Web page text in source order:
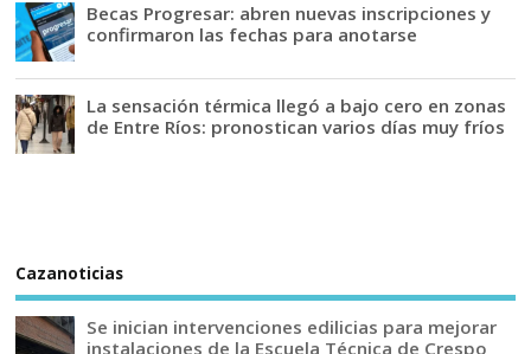
Becas Progresar: abren nuevas inscripciones y
confirmaron las fechas para anotarse
La sensación térmica llegó a bajo cero en zonas
de Entre Ríos: pronostican varios días muy fríos
Cazanoticias
Se inician intervenciones edilicias para mejorar
instalaciones de la Escuela Técnica de Crespo